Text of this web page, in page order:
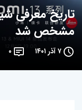
مشخص شد
۷ آذر ۱۴۰۱ ۰